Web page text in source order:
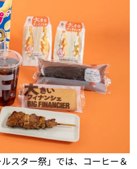
スター祭」では、コーヒー＆